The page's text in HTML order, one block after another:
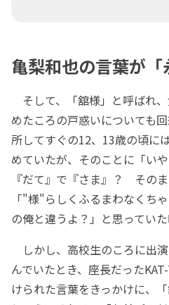
亀梨和也の言葉が「
そして、「舘様」と呼ばれ
めたころの戸惑いについても
所してすぐの12、13歳の頃に
めていたが、そのことに「い
『だて』で『さま』？ そのま
「"様"らしくふるまわなくち
の俺と違うよ？」と思ってい
しかし、高校生のころに出
んでいたとき、座長だった
けられた言葉をきっかけに、